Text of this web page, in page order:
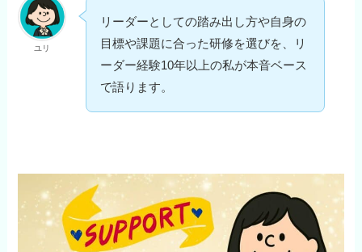
ユリ
リーダーとしての踏み出し方や自身の
目標や課題に合った研修を選びを、リ
ーダー経験10年以上の私が本音ベース
で語ります。